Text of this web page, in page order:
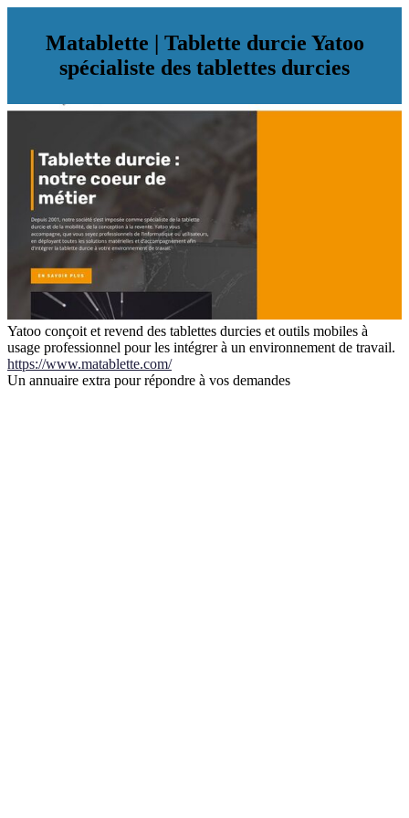
Matablette | Tablette durcie Yatoo
spécialiste des tablettes durcies
Yatoo conçoit et revend des tablettes durcies et outils mobiles à
usage professionnel pour les intégrer à un environnement de travail.
https://www.matablette.com/
Un annuaire extra pour répondre à vos demandes